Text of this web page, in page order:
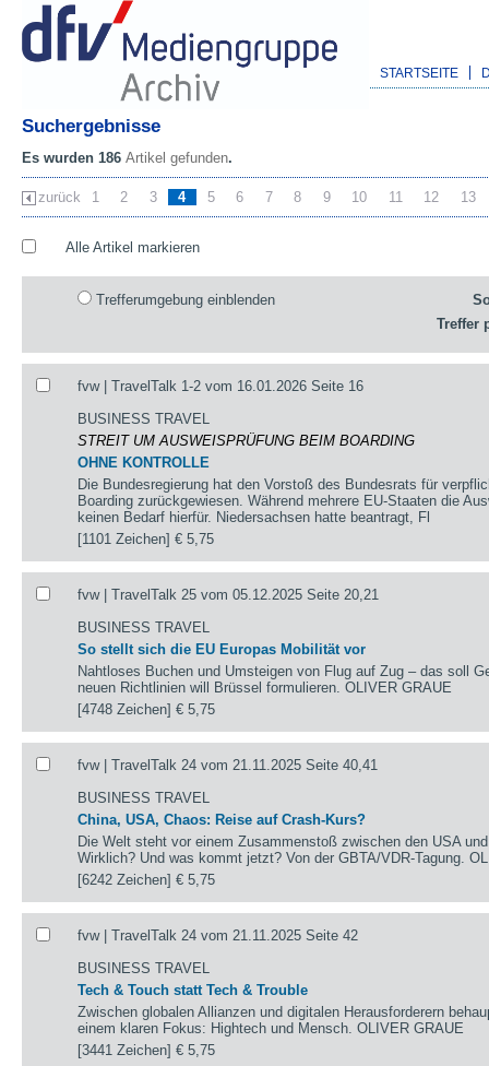
STARTSEITE
Suchergebnisse
Es wurden 186 Artikel gefunden.
zurück 1 2 3 4 5 6 7 8 9 10 11 12 13
Alle Artikel markieren
Trefferumgebung einblenden
Treffer
fvw | TravelTalk 1-2 vom 16.01.2026 Seite 16
BUSINESS TRAVEL
STREIT UM AUSWEISPRÜFUNG BEIM BOARDING
OHNE KONTROLLE
Die Bundesregierung hat den Vorstoß des Bundesrats für
Boarding zurückgewiesen. Während mehrere EU-Staaten die
keinen Bedarf hierfür. Niedersachsen hatte beantragt, Fl
[1101 Zeichen]€ 5,75
fvw | TravelTalk 25 vom 05.12.2025 Seite 20,21
BUSINESS TRAVEL
So stellt sich die EU Europas Mobilität vor
Nahtloses Buchen und Umsteigen von Flug auf Zug – das soll
neuen Richtlinien will Brüssel formulieren. OLIVER GRAUE
[4748 Zeichen]€ 5,75
fvw | TravelTalk 24 vom 21.11.2025 Seite 40,41
BUSINESS TRAVEL
China, USA, Chaos: Reise auf Crash-Kurs?
Die Welt steht vor einem Zusammenstoß zwischen den USA
Wirklich? Und was kommt jetzt? Von der GBTA/VDR-Tagung.
[6242 Zeichen]€ 5,75
fvw | TravelTalk 24 vom 21.11.2025 Seite 42
BUSINESS TRAVEL
Tech & Touch statt Tech & Trouble
Zwischen globalen Allianzen und digitalen Herausforderern
einem klaren Fokus: Hightech und Mensch. OLIVER GRAUE
[3441 Zeichen]€ 5,75